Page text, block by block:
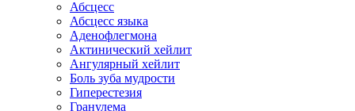
Абсцесс
Абсцесс языка
Аденофлегмона
Актинический хейлит
Ангулярный хейлит
Боль зуба мудрости
Гиперестезия
Гранулема